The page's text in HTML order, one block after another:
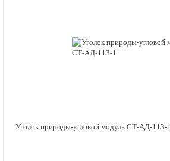
Уголок природы-угловой модуль СТ-АД-113-1